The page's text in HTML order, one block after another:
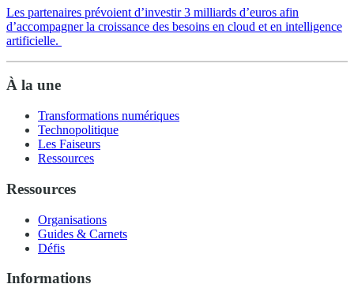
Les partenaires prévoient d’investir 3 milliards d’euros afin
d’accompagner la croissance des besoins en cloud et en intelligence
artificielle.
À la une
Transformations numériques
Technopolitique
Les Faiseurs
Ressources
Ressources
Organisations
Guides & Carnets
Défis
Informations